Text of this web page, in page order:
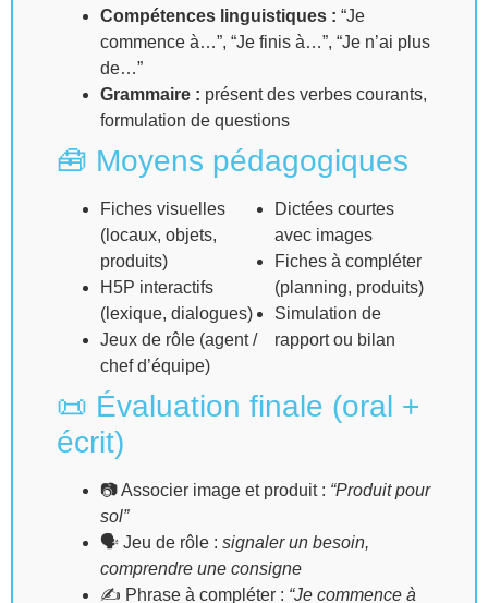
Compétences linguistiques : “Je
commence à…”, “Je finis à…”, “Je n’ai plus
de…”
Grammaire : présent des verbes courants,
formulation de questions
🧰 Moyens pédagogiques
Fiches visuelles
(locaux, objets,
produits)
H5P interactifs
(lexique, dialogues)
Jeux de rôle (agent /
chef d’équipe)
Dictées courtes
avec images
Fiches à compléter
(planning, produits)
Simulation de
rapport ou bilan
📜 Évaluation finale (oral +
écrit)
📷 Associer image et produit : “Produit pour
sol”
🗣 Jeu de rôle : signaler un besoin,
comprendre une consigne
✍️ Phrase à compléter : “Je commence à